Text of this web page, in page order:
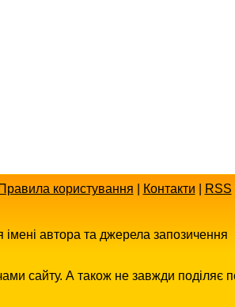
Правила користування Контакти RSS
автора та джерела запозичення
сайту. А також не завжди поділяє